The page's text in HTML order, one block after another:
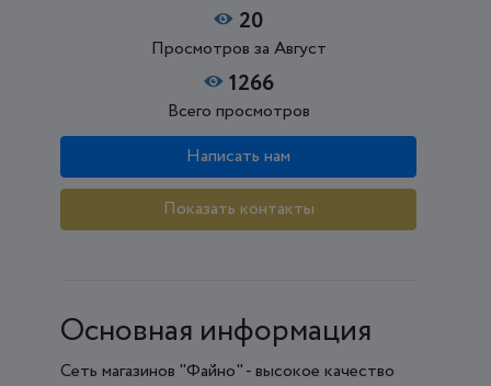
20
Просмотров за Август
1266
Всего просмотров
Написать нам
Показать контакты
Основная информация
Сеть магазинов "Файно" - высокое качество